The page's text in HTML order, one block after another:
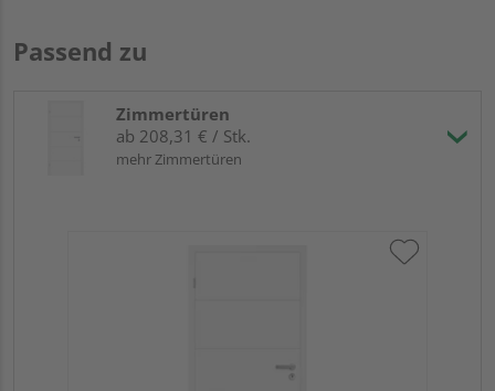
Passend zu
Zimmertüren
ab 208,31 € / Stk.
mehr Zimmertüren